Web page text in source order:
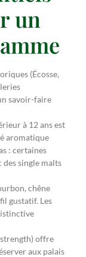
un
(Écosse,
savoir-faire
à 12 ans est
aromatique
: certaines
single malts
chêne
gustatif. Les
strength) offre
aux palais